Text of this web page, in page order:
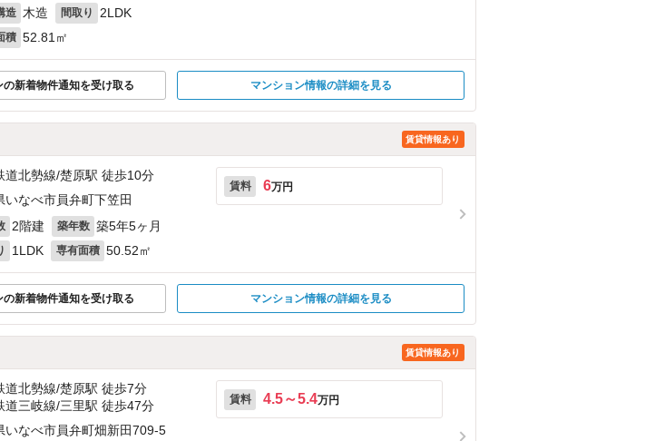
造 木造 間取り 2LDK
積 52.81㎡
の新着物件通知を受け取る マンション情報の詳細を見る
賃貸情報あり
道北勢線/楚原駅 徒歩10分
いなべ市員弁町下笠田
2階建 築年数 築5年5ヶ月
1LDK 専有面積 50.52㎡
賃料 6万円
の新着物件通知を受け取る マンション情報の詳細を見る
賃貸情報あり
道北勢線/楚原駅 徒歩7分
道三岐線/三里駅 徒歩47分
いなべ市員弁町畑新田709‐5
賃料 4.5～5.4万円